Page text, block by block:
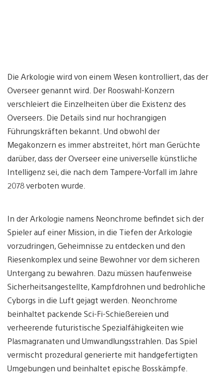
Die Arkologie wird von einem Wesen kontrolliert, das der
Overseer genannt wird. Der Rooswahl-Konzern
verschleiert die Einzelheiten über die Existenz des
Overseers. Die Details sind nur hochrangigen
Führungskräften bekannt. Und obwohl der
Megakonzern es immer abstreitet, hört man Gerüchte
darüber, dass der Overseer eine universelle künstliche
Intelligenz sei, die nach dem Tampere-Vorfall im Jahre
2078 verboten wurde.
In der Arkologie namens Neonchrome befindet sich der
Spieler auf einer Mission, in die Tiefen der Arkologie
vorzudringen, Geheimnisse zu entdecken und den
Riesenkomplex und seine Bewohner vor dem sicheren
Untergang zu bewahren. Dazu müssen haufenweise
Sicherheitsangestellte, Kampfdrohnen und bedrohliche
Cyborgs in die Luft gejagt werden. Neonchrome
beinhaltet packende Sci-Fi-Schießereien und
verheerende futuristische Spezialfähigkeiten wie
Plasmagranaten und Umwandlungsstrahlen. Das Spiel
vermischt prozedural generierte mit handgefertigten
Umgebungen und beinhaltet epische Bosskämpfe.